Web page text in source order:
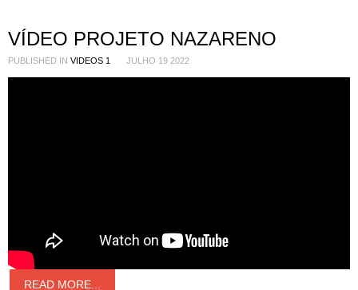
VÍDEO PROJETO NAZARENO
PUBLISHED IN VIDEOS 1 JULHO 19 2022
READ MORE...